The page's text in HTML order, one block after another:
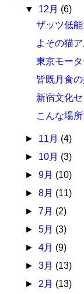
▼ 12月 (6)
ザッツ低能
よその猫
東京モー
皆既月食
新宿文化
こんな場
► 11月 (4)
► 10月 (3)
► 9月 (10)
► 8月 (11)
► 7月 (2)
► 5月 (3)
► 4月 (9)
► 3月 (13)
► 2月 (13)